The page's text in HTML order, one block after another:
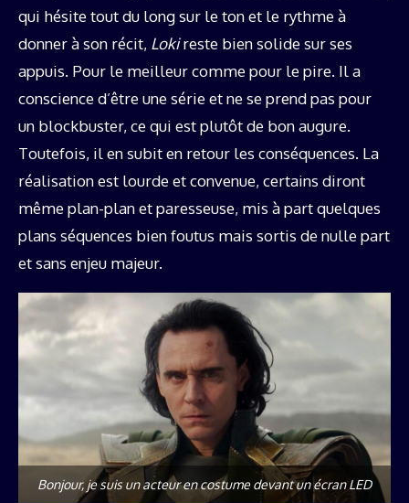
qui hésite tout du long sur le ton et le rythme à
donner à son récit, Lokireste bien solide sur ses
appuis. Pour le meilleur comme pour le pire. Il a
conscience d’être une série et ne se prend pas pour
un blockbuster, ce qui est plutôt de bon augure.
Toutefois, il en subit en retour les conséquences. La
réalisation est lourde et convenue, certains diront
même plan-plan et paresseuse, mis à part quelques
plans séquences bien foutus mais sortis de nulle part
et sans enjeu majeur.
Bonjour, je suis un acteur en costume devant un écran LED